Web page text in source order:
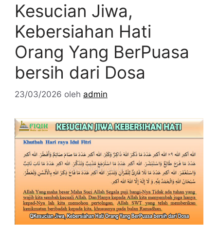
Kesucian Jiwa,
Kebersiahan Hati
Orang Yang BerPuasa
bersih dari Dosa
23/03/2026 oleh admin